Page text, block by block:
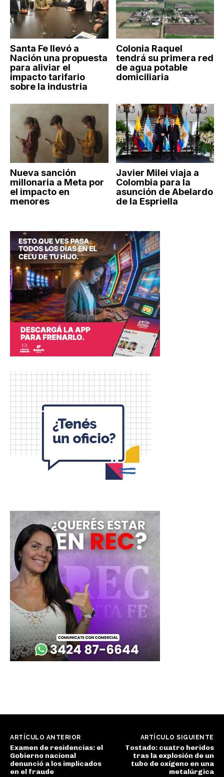
Santa Fe llevó a
Nación una propuesta
para aliviar el
impacto tarifario
sobre la industria
Colonia Raquel
tendrá su primera red
de agua potable
domiciliaria
Nueva sanción
millonaria a Meta por
el impacto en
menores
Javier Milei viaja a
Colombia para la
asunción de Abelardo
de la Espriella
ARTÍCULO ANTERIOR
Examen de residencias: el
Gobierno nacional
denunció a los implicados
en el fraude
ARTÍCULO SIGUIENTE
Tostado: cuatro heridos
tras la explosión de un
tubo de oxígeno en una
metalúrgica